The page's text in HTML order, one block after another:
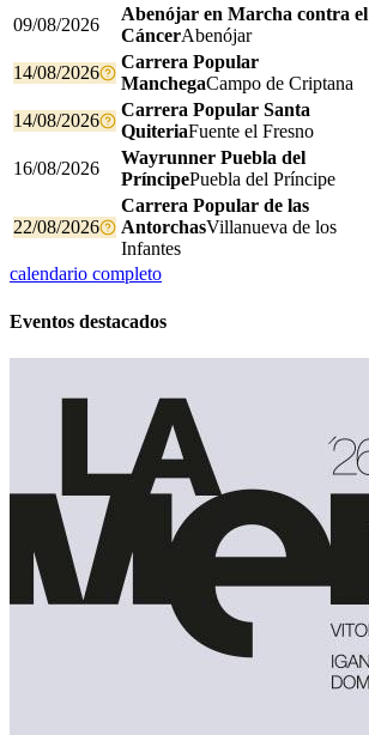
09/08/2026
Abenójar en Marcha contra el
CáncerAbenójar
14/08/2026
Carrera Popular
ManchegaCampo de Criptana
14/08/2026
Carrera Popular Santa
QuiteriaFuente el Fresno
16/08/2026
Wayrunner Puebla del
PríncipePuebla del Príncipe
22/08/2026
Carrera Popular de las
AntorchasVillanueva de los
Infantes
calendario completo
Eventos destacados